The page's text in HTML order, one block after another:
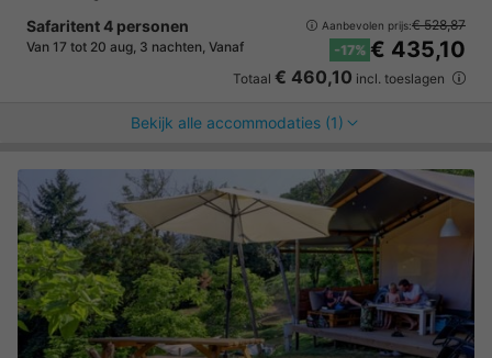
Safaritent 4 personen
Van 17 tot 20 aug, 3 nachten, Vanaf
Aanbevolen prijs:€ 528,87
-17% € 435,10
Totaal € 460,10 incl. toeslagen
Bekijk alle accommodaties (1)